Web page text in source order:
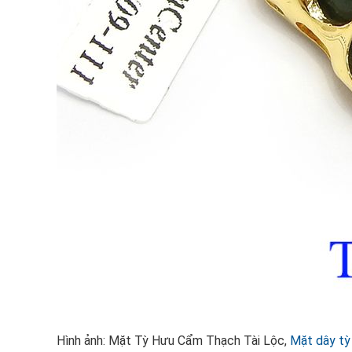
Hình ảnh: Mặt Tỳ Hưu Cẩm Thạch Tài Lộc, Mặt dây